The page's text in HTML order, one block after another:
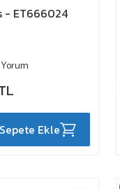
- ET666024
Sepete Ekle